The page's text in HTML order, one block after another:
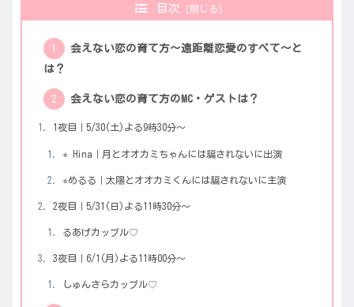
目次
会えない恋の育て方～遠距離恋愛のすべて～と
は？
会えない恋の育て方のMC・ゲストは？
1夜目｜5/30(土)よる9時30分〜
⭐︎ Hina｜月とオオカミちゃんには騙されないに出演
⭐︎めるる｜太陽とオオカミくんには騙されないに主演
2夜目｜5/31(日)よる11時30分〜
るあげカップル♡
3夜目｜6/1(月)よる11時00分〜
しゅんさらカップル♡